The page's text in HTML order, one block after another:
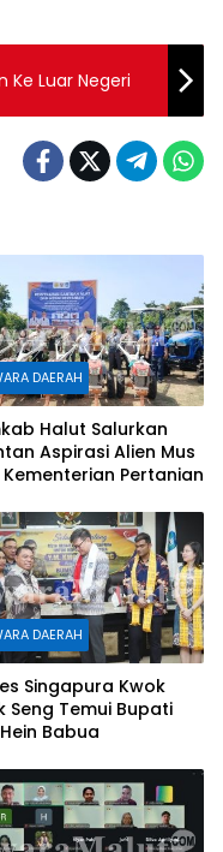
Ke Luar Negeri
DAERAH
Halut Salurkan
Aspirasi Alien Mus
Pertanian
DAERAH
Singapura Kwok
Seng Temui Bupati
Babua